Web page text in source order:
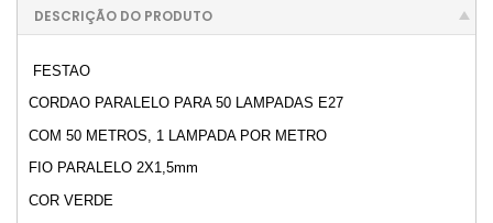
DESCRIÇÃO DO PRODUTO
FESTAO
CORDAO PARALELO PARA 50 LAMPADAS E27
COM 50 METROS, 1 LAMPADA POR METRO
FIO PARALELO 2X1,5mm
COR VERDE